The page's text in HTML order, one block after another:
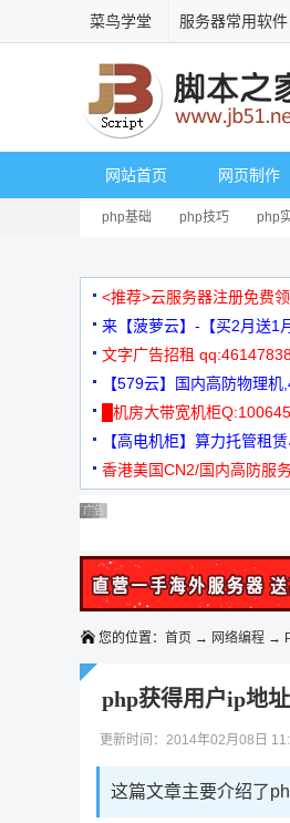
菜鸟学堂 服务器常用软件
网站首页 网页制作
php基础 php技巧 php
<推荐>云服务器注册免费
来【菠萝云】-【买2月送1
文字广告招租
【579云】国内高防物理
元
█机房大带宽机柜
【高电机柜】算力托管租
机
香港美国CN2/国内高防服
广告 商业广告，理性选择
广告 商业广告，理性选择
广告 商业广告，理性选择
广告 商业广告，理性选择
广告 商业广告，理性选择
您的位置： 首页 → 网络编程 →
php获得用户ip地
更新时间：2014年02月08日
这篇文章主要介绍了